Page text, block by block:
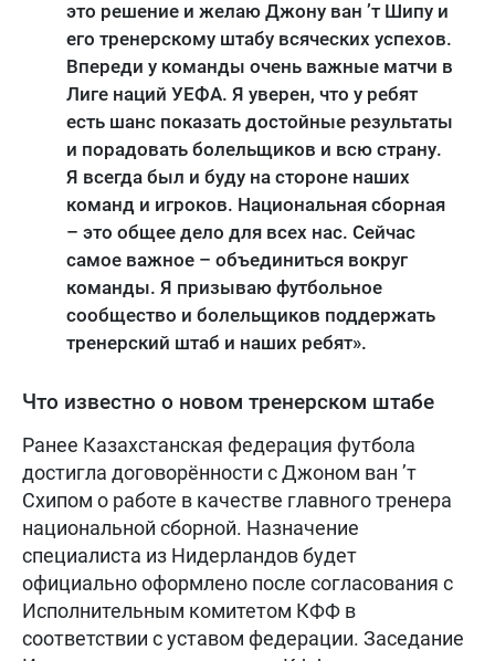
это решение и желаю Джону ван ’т Шипу и
его тренерскому штабу всяческих успехов.
Впереди у команды очень важные матчи в
Лиге наций УЕФА. Я уверен, что у ребят
есть шанс показать достойные результаты
и порадовать болельщиков и всю страну.
Я всегда был и буду на стороне наших
команд и игроков. Национальная сборная
– это общее дело для всех нас. Сейчас
самое важное – объединиться вокруг
команды. Я призываю футбольное
сообщество и болельщиков поддержать
тренерский штаб и наших ребят».
Что известно о новом тренерском штабе
Ранее Казахстанская федерация футбола
достигла договорённости с Джоном ван ’т
Схипом о работе в качестве главного тренера
национальной сборной. Назначение
специалиста из Нидерландов будет
официально оформлено после согласования с
Исполнительным комитетом КФФ в
соответствии с уставом федерации. Заседание